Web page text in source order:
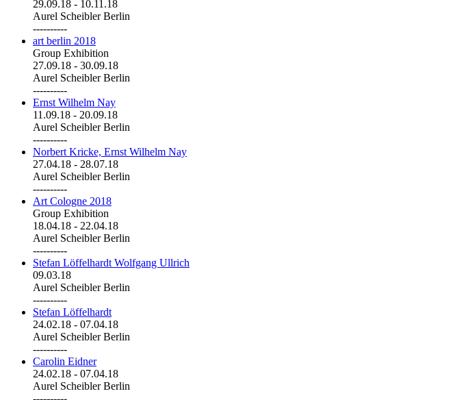
29.09.18 - 10.11.18
Aurel Scheibler Berlin
----------
art berlin 2018
Group Exhibition
27.09.18 - 30.09.18
Aurel Scheibler Berlin
----------
Ernst Wilhelm Nay
11.09.18 - 20.09.18
Aurel Scheibler Berlin
----------
Norbert Kricke, Ernst Wilhelm Nay
27.04.18 - 28.07.18
Aurel Scheibler Berlin
----------
Art Cologne 2018
Group Exhibition
18.04.18 - 22.04.18
Aurel Scheibler Berlin
----------
Stefan Löffelhardt Wolfgang Ullrich
09.03.18
Aurel Scheibler Berlin
----------
Stefan Löffelhardt
24.02.18 - 07.04.18
Aurel Scheibler Berlin
----------
Carolin Eidner
24.02.18 - 07.04.18
Aurel Scheibler Berlin